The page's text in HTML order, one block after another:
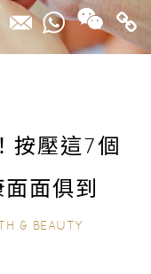
按壓這7個
面俱到
& BEAUTY